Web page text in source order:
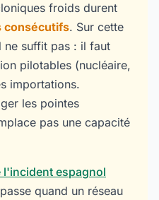
froids durent
consécutifs. Sur cette
ne suffit pas : il faut
pilotables (nucléaire,
importations.
les pointes
pas une capacité
l'incident espagnol
quand un réseau